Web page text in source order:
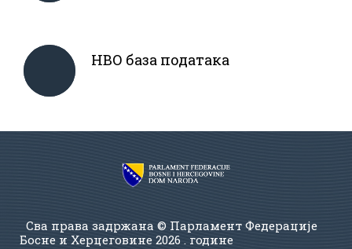
НВО база података
Сва права задржана © Парламент Федерације
Босне и Херцеговине 2026 . године